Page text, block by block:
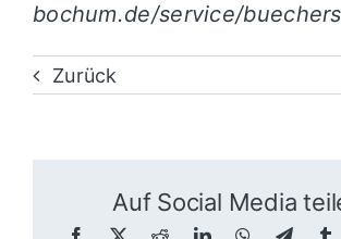
bochum.de/service/
Zurück
Auf Social Media